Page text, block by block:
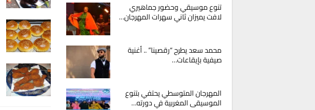
تنوع موسيقي وحضور جماهيري
لافت يميزان ثاني سهرات المهرجان…
محمد سعد يطرح “رقصينا” .. أغنية
صيفية بإيقاعات…
المهرجان المتوسطي يحتفي بتنوع
الموسيقى المغربية في دورته…